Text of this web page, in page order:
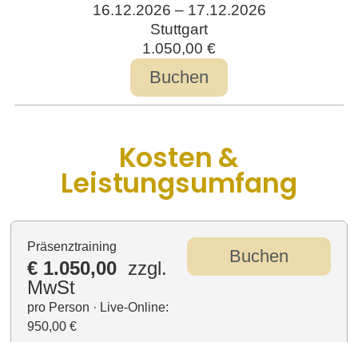
16.12.2026 – 17.12.2026
Stuttgart
1.050,00 €
Buchen
Kosten &
Leistungsumfang
Präsenztraining
€ 1.050,00 zzgl.
MwSt
pro Person · Live-Online:
950,00 €
Buchen